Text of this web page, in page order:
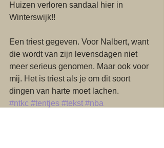
Huizen verloren sandaal hier in
Winterswijk!!
Een triest gegeven. Voor Nalbert, want
die wordt van zijn levensdagen niet
meer serieus genomen. Maar ook voor
mij. Het is triest als je om dit soort
dingen van harte moet lachen.
#ntkc #tentjes #tekst #nba